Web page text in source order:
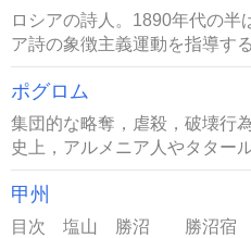
ロシアの詩人。1890年代の半
ア詩の象徴主義運動を指導す
ポグロム
集団的な略奪，虐殺，破壊行
史上，アルメニア人やタター
甲州
目次 塩山 勝沼 勝沼宿 大